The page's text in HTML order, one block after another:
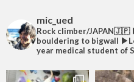
mic_ued
Rock climber/JAPAN🇯🇵
bouldering to bigwall
year medical student of